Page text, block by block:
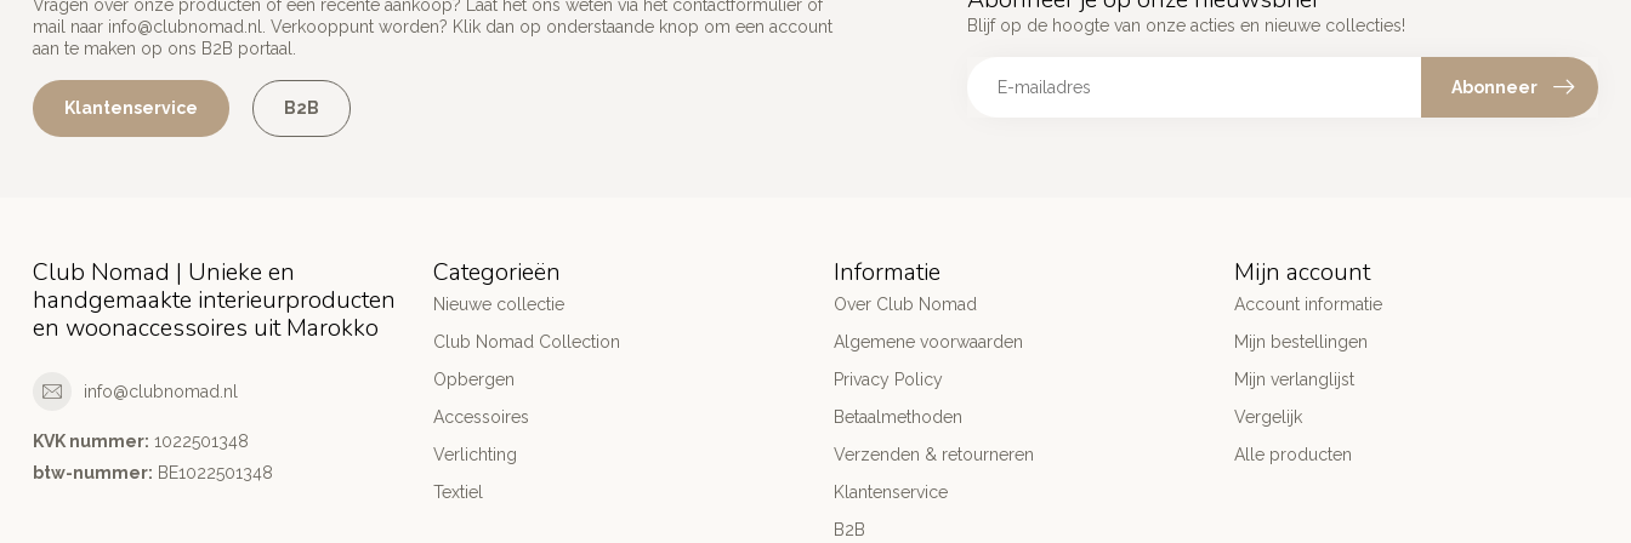
Vragen over onze producten of een recente aankoop? Laat het ons weten via het contactformulier of
mail naar info@clubnomad.nl. Verkooppunt worden? Klik dan op onderstaande knop om een account
aan te maken op ons B2B portaal.
Klantenservice B2B
Blijf op de hoogte van onze acties en nieuwe collecties!
Abonneer
Club Nomad | Unieke en
handgemaakte interieurproducten
en woonaccessoires uit Marokko
info@clubnomad.nl
KVK nummer: 1022501348
btw-nummer: BE1022501348
Categorieën
Nieuwe collectie
Club Nomad Collection
Opbergen
Accessoires
Verlichting
Textiel
Informatie
Over Club Nomad
Algemene voorwaarden
Privacy Policy
Betaalmethoden
Verzenden & retourneren
Klantenservice
B2B
Mijn account
Account informatie
Mijn bestellingen
Mijn verlanglijst
Vergelijk
Alle producten